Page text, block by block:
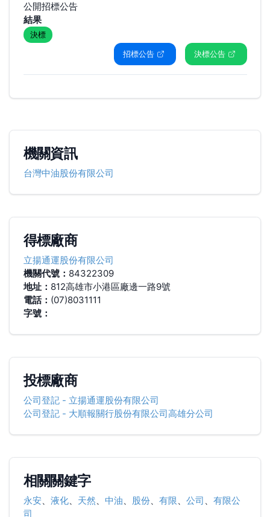
公開招標公告
結果
決標
招標公告
決標公告
機關資訊
台灣中油股份有限公司
得標廠商
立揚通運股份有限公司
機關代號： 84322309
地址： 812高雄市小港區廠邊一路9號
電話： (07)8031111
字號：
投標廠商
公司登記- 立揚通運股份有限公司
公司登記- 大順報關行股份有限公司高雄分公司
相關關鍵字
永安、 液化、 天然、 中油、 股份、 有限、 公司 、 有限公
司